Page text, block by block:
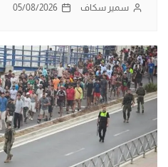
سمير سكاف 05/08/2026